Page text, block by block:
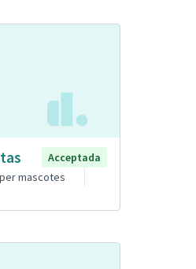
Acceptada
mascotes